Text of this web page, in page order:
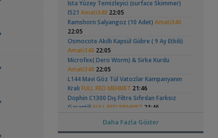
Dıy - Akvaryum Aydınlatması Hakkında
BilgiMinics,01:42
Yeni Üye Forumu
130 Lt 50+ Lepistes İçin8.500 Tl Bütçeli
DışfiltreSerpent,00:15
Yeni Üye Forumu
Catappa YetişiyorumRafayel,22:46
Bitki Türleri ve Bakımı
Akvaredden Gelen BitkilerSufisu,21:48
Bitki Türleri ve Bakımı
30x20x20 akvaristsaglam,20:15
Akvaryum Tanıtımı
Betta_King,18:01
Yeni Üye Forumu
Ramshorn Hakkında
Her Şey
Elma Salyangozu
Güncel
Akvaryum Kurulumu
37 Litrelik Siyah
Neon Tetra
Akvaryumum
Ista Yüzey Temizleyici (surface Skimmer)
I521 Amati340 22:05
Ramshorn Salyangoz (10 Adet) Amati340
22:05
Osmocote Akıllı Kapsül Gübre ( 9 Ay Etkili)
Amati340 22:05
Microfex( Dero Worm) & Sirke Kurdu
Amati340 22:05
L144 Mavi Göz Tül Vatozlar Kampanyanın
Kralı FULL RED MEHMET 21:46
Dophin C1300 Dış Filtre Sıfırdan Farksız
Garantili FULL RED MEHMET 21:46
FULL RED MEHMET 21:46
Jbl Novo M Vatoz Çöpçü YemiFULL RED
Daha Fazla Göster